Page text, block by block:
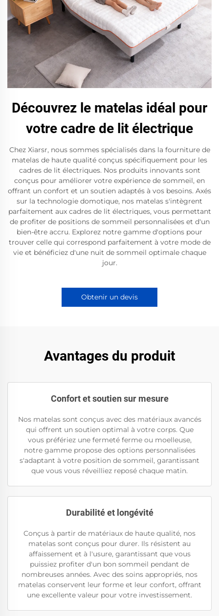
Découvrez le matelas idéal pour
votre cadre de lit électrique
Chez Xiarsr, nous sommes spécialisés dans la fourniture de
matelas de haute qualité conçus spécifiquement pour les
cadres de lit électriques. Nos produits innovants sont
conçus pour améliorer votre expérience de sommeil, en
offrant un confort et un soutien adaptés à vos besoins. Axés
sur la technologie domotique, nos matelas s'intègrent
parfaitement aux cadres de lit électriques, vous permettant
de profiter de positions de sommeil personnalisées et d'un
bien-être accru. Explorez notre gamme d'options pour
trouver celle qui correspond parfaitement à votre mode de
vie et bénéficiez d'une nuit de sommeil optimale chaque
jour.
Obtenir un devis
Avantages du produit
Confort et soutien sur mesure
Nos matelas sont conçus avec des matériaux avancés
qui offrent un soutien optimal à votre corps. Que
vous préfériez une fermeté ferme ou moelleuse,
notre gamme propose des options personnalisées
s'adaptant à votre position de sommeil, garantissant
que vous vous réveilliez reposé chaque matin.
Durabilité et longévité
Conçus à partir de matériaux de haute qualité, nos
matelas sont conçus pour durer. Ils résistent au
affaissement et à l'usure, garantissant que vous
puissiez profiter d'un bon sommeil pendant de
nombreuses années. Avec des soins appropriés, nos
matelas conservent leur forme et leur confort, offrant
une excellente valeur pour votre investissement.